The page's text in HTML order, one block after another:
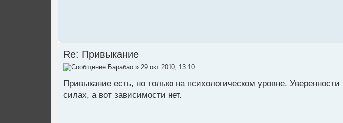
Re: Привыкание
Барабао » 29 окт 2010, 13:10
Привыкание есть, но только на психологическом уровне.
силах, а вот зависимости нет.